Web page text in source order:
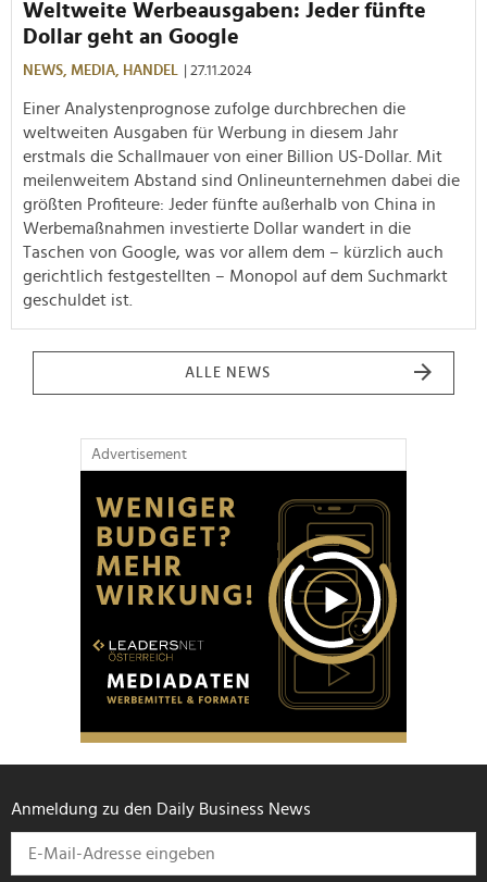
Weltweite Werbeausgaben: Jeder fünfte
Dollar geht an Google
NEWS, MEDIA, HANDEL | 27.11.2024
Einer Analystenprognose zufolge durchbrechen die
weltweiten Ausgaben für Werbung in diesem Jahr
erstmals die Schallmauer von einer Billion US-Dollar. Mit
meilenweitem Abstand sind Onlineunternehmen dabei die
größten Profiteure: Jeder fünfte außerhalb von China in
Werbemaßnahmen investierte Dollar wandert in die
Taschen von Google, was vor allem dem – kürzlich auch
gerichtlich festgestellten – Monopol auf dem Suchmarkt
geschuldet ist.
ALLE NEWS
Advertisement
Anmeldung zu den Daily Business News